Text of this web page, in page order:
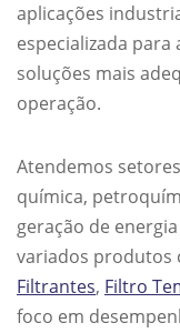
aplicações
especializada para
soluções mais
operação.
Atendemos
química,
geração de
variados produtos
Filtrantes, Filtro
foco em